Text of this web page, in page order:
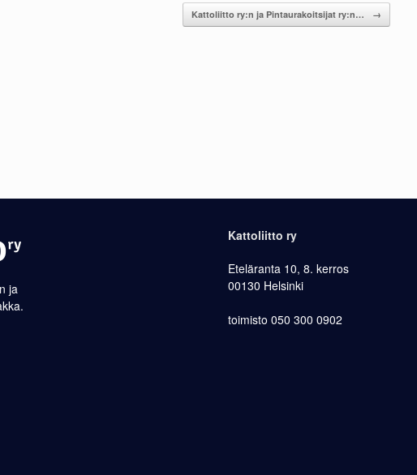
Kattoliitto ry:n ja Pintaurakoitsijat ry:n… →
ja
Kattoliitto ry
Eteläranta 10, 8. kerros
00130 Helsinki
toimisto 050 300 0902